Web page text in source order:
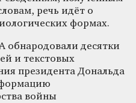
речь идёт о
формах.
десятки
и текстовых
президента Дональда
войны